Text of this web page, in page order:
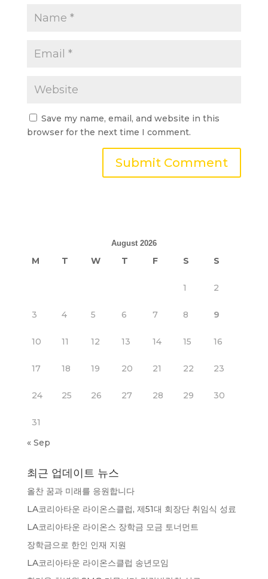
Save my name, email, and website in this
browser for the next time I comment.
August 2026
M T W T F S S
1 2
3 4 5 6 7 8 9
10 11 12 13 14 15 16
17 18 19 20 21 22 23
24 25 26 27 28 29 30
31
« Sep
최근 업데이트 뉴스
올찬 꿈과 미래를 응원합니다
LA코리아타운 라이온스클럽, 제51대 회장단 취임식 성료
LA코리아타운 라이온스 장학금 모금 토너먼트
장학금으로 한인 인재 지원
LA코리아타운 라이온스클럽 송년모임